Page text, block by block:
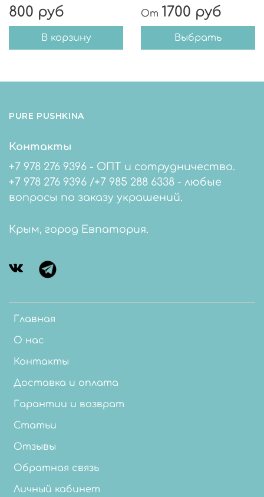
800 руб
В корзину
От 1700 руб
Выбрать
PURE PUSHKINA
Главная
О нас
Контакты
Доставка и оплата
Гарантии и возврат
Статьи
Отзывы
Обратная связь
Личный кабинет
Контакты
+7 978 276 9396 - ОПТ и сотрудничество.
+7 978 276 9396 /+7 985 288 6338 - любые
вопросы по заказу украшений.
Крым, город Евпатория.